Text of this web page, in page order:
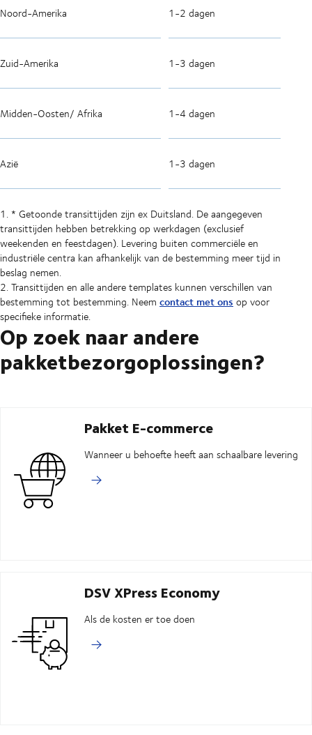
Noord-Amerika 1-2 dagen
Zuid-Amerika 1-3 dagen
Midden-Oosten/ Afrika 1-4 dagen
Azië 1-3 dagen
1. * Getoonde transittijden zijn ex Duitsland. De aangegeven
transittijden hebben betrekking op werkdagen (exclusief
weekenden en feestdagen). Levering buiten commerciële en
industriële centra kan afhankelijk van de bestemming meer tijd in
beslag nemen.
2. Transittijden en alle andere templates kunnen verschillen van
bestemming tot bestemming. Neem contact met ons op voor
specifieke informatie.
Op zoek naar andere
pakketbezorgoplossingen?
Pakket E-commerce
Wanneer u behoefte heeft aan schaalbare levering
DSV XPress Economy
Als de kosten er toe doen